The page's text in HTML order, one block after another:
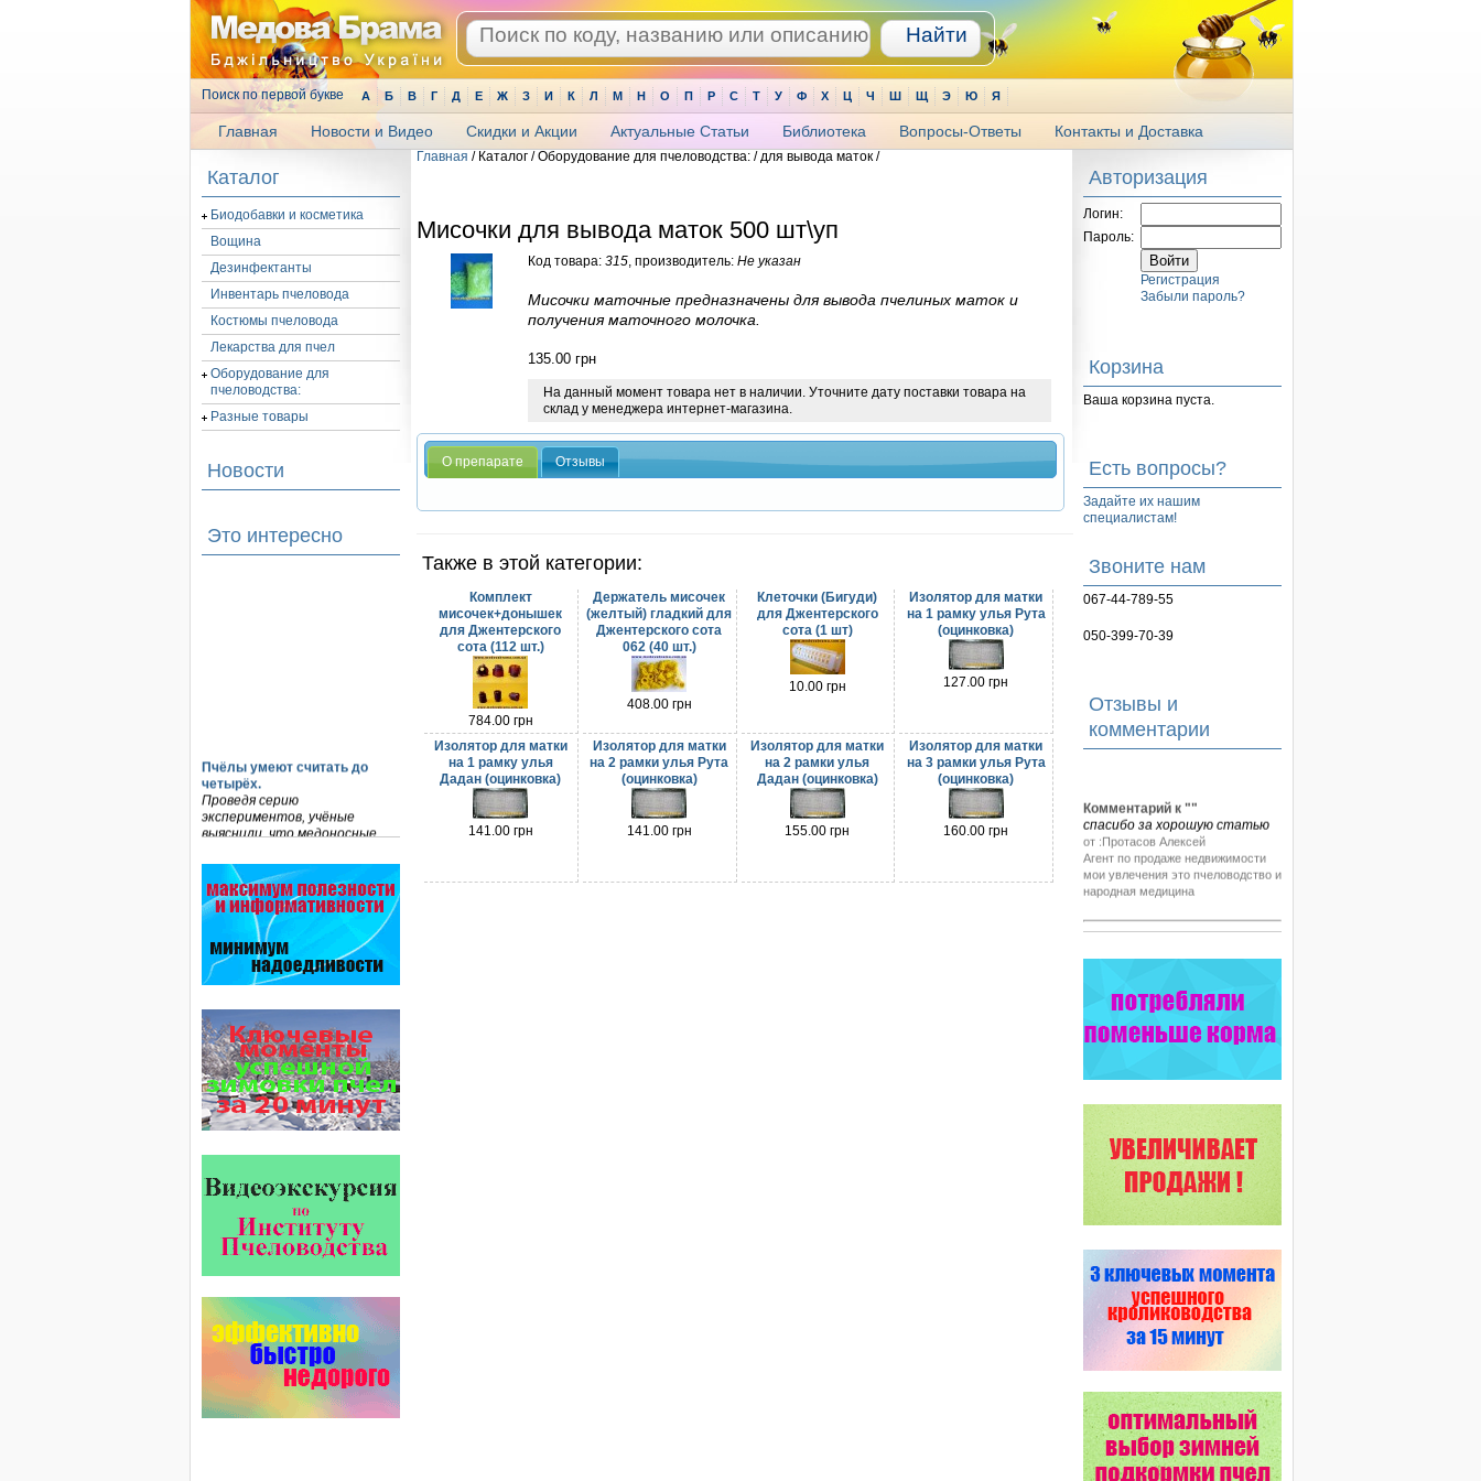
Поиск по первой букве А Б В Г Д Е Ж З И К Л М Н О П Р С Т У Ф Х Ц Ч Ш Щ Э Ю Я
Главная Новости и Видео Скидки и Акции Актуальные Статьи Библиотека Вопросы-Ответы Контакты и Доставка
Каталог
Биодобавки и косметика
Вощина
Дезинфектанты
Инвентарь пчеловода
Костюмы пчеловода
Лекарства для пчел
Оборудование для
пчеловодства:
Разные товары
Новости
Это интересно
Пчёлы умеют считать до
четырёх.
Проведя серию
экспериментов, учёные
выяснили, что медоносные
На рынке, где есть Варроадез
очень сложно приходится
конкурентным препаратам
- они просто не выдерживают
конкуренцию ни по цене,…
Язык танцев и звуков
языка танцев и звуков. Это…
Проблема варроатоза пчел
решена! -
поочередное применение
препаратов ЗАО
АГРОБИОПРОМ:Апидез,
ЗАО АГРОБИОПРОМ
обеспечивают самые высокие
показатели сохранности
пчел и рентабельность
пасеки.
звено в системе
комплексного оздоровления
от болезней пчел и
повышения рентабельности
Апидез, Варроадез, Амипол-Т,
Апирой, Апистоп, Бипин-Т,
Главная / Каталог / Оборудование для пчеловодства: / для вывода маток /
Мисочки для вывода маток 500 шт\уп
Код товара: 315 , производитель: Не указан
Мисочки маточные предназначены для вывода пчелиных маток и
получения маточного молочка.
135.00 грн
На данный момент товара нет в наличии. Уточните дату поставки товара на
склад у менеджера интернет-магазина.
О препарате Отзывы
Также в этой категории:
Комплект
мисочек+донышек
для Джентерского
сота (112 шт.)
784.00 грн
Держатель мисочек
(желтый) гладкий для
Джентерского сота
062 (40 шт.)
408.00 грн
Клеточки (Бигуди)
для Джентерского
сота (1 шт)
10.00 грн
Изолятор для матки
на 1 рамку улья Рута
(оцинковка)
127.00 грн
Изолятор для матки
на 1 рамку улья
Дадан (оцинковка)
141.00 грн
Изолятор для матки
на 2 рамки улья Рута
(оцинковка)
141.00 грн
Изолятор для матки
на 2 рамки улья
Дадан (оцинковка)
155.00 грн
Изолятор для матки
на 3 рамки улья Рута
(оцинковка)
160.00 грн
Авторизация
Логин:
Пароль:
Регистрация
Забыли пароль?
Корзина
Ваша корзина пуста.
Есть вопросы?
Задайте их нашим
специалистам!
Звоните нам
067-44-789-55
050-399-70-39
Отзывы и
комментарии
Комментарий к ""
спасибо за хорошую статью
от :Протасов Алексей
Агент по продаже недвижимости
мои увлечения это пчеловодство и
народная медицина